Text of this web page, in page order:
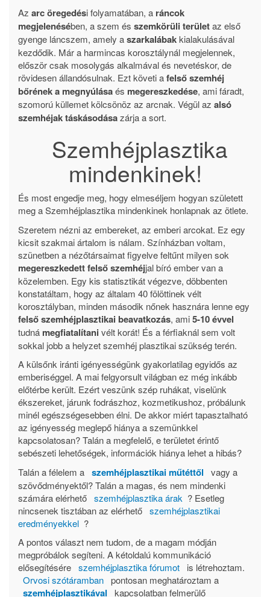
Az arc öregedési folyamatában, a ráncok
megjelenésében, a szem és szemkörüli területaz első
gyenge láncszem, amely aszarkalábakkialakulásával
kezdődik. Már a harmincas korosztálynál megjelennek,
először csak mosolygás alkalmával és nevetéskor, de
rövidesen állandósulnak. Ezt követi afelső szemhéj
bőrének a megnyúlásaés megereszkedése, ami fáradt,
szomorú küllemet kölcsönöz az arcnak. Végül az alsó
szemhéjak táskásodásazárja a sort.
Szemhéjplasztika
mindenkinek!
És most engedje meg, hogy elmeséljem hogyan született
meg a Szemhéjplasztika mindenkinek honlapnak az ötlete.
Szeretem nézni az embereket, az emberi arcokat. Ez egy
kicsit szakmai ártalom is nálam. Színházban voltam,
szünetben a nézőtársaimat figyelve feltűnt milyen sok
megereszkedett felső szemhéjjal bíró ember van a
közelemben. Egy kis statisztikát végezve, döbbenten
konstatáltam, hogy az általam 40 fölöttinek vélt
korosztályban, minden második nőnek hasznára lenne egy
felső szemhéjplasztikai beavatkozás, ami5-10 évvel
tudná megfiatalítani vélt korát! És a férfiaknál sem volt
sokkal jobb a helyzet szemhéj plasztikai szükség terén.
A külsőnk iránti igényességünk gyakorlatilag egyidős az
emberiséggel. A mai felgyorsult világban ez még inkább
előtérbe került. Ezért veszünk szép ruhákat, viselünk
ékszereket, járunk fodrászhoz, kozmetikushoz, próbálunk
minél egészségesebben élni. De akkor miért tapasztalható
az igényesség meglepő hiánya a szemünkkel
kapcsolatosan? Talán a megfelelő, e területet érintő
sebészeti lehetőségek, információk hiánya lehet a hibás?
Talán a félelem a szemhéjplasztikai műtéttől
vagy a
szövődményektől? Talán a magas, és nem mindenki
számára elérhető szemhéjplasztika árak ? Esetleg
nincsenek tisztában az elérhető szemhéjplasztikai
eredményekkel ?
A pontos választ nem tudom, de a magam módján
megpróbálok segíteni. A kétoldalú kommunikáció
elősegítésére szemhéjplasztika fórumot
is létrehoztam.
Orvosi szótáramban pontosan meghatároztam a
szemhéjplasztikával
kapcsolatban felmerülő